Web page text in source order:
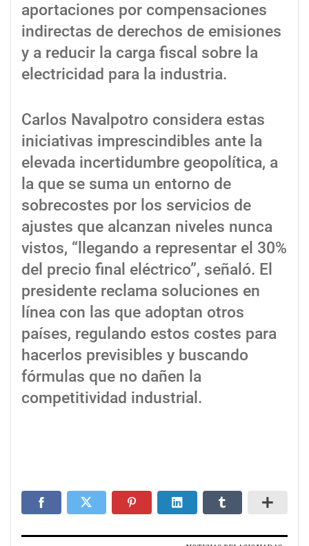
aportaciones por compensaciones
indirectas de derechos de emisiones
y a reducir la carga fiscal sobre la
electricidad para la industria.
Carlos Navalpotro considera estas
iniciativas imprescindibles ante la
elevada incertidumbre geopolítica, a
la que se suma un entorno de
sobrecostes por los servicios de
ajustes que alcanzan niveles nunca
vistos, “llegando a representar el 30%
del precio final eléctrico”, señaló. El
presidente reclama soluciones en
línea con las que adoptan otros
países, regulando estos costes para
hacerlos previsibles y buscando
fórmulas que no dañen la
competitividad industrial.